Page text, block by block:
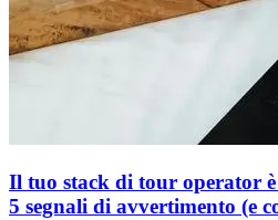
Il tuo stack di tour operator
5 segnali di avvertimento (e